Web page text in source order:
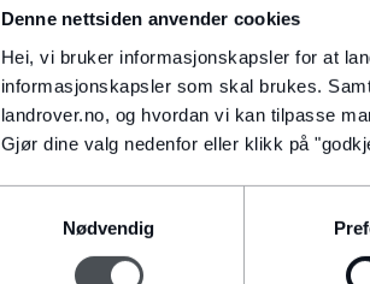
Denne nettsiden anvender cookies
Hei, vi bruker informasjonskapsler for at
informasjonskapsler som skal brukes.
landrover.no, og hvordan vi kan tilpasse
Gjør dine valg nedenfor eller klikk på
Nødvendig
LAND ROVER-KOLLEKSJON
FINN